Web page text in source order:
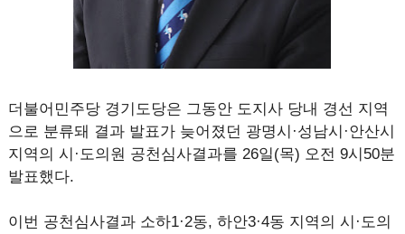
더불어민주당 경기도당은 그동안 도지사 당내 경선 지역
으로 분류돼 결과 발표가 늦어졌던 광명시·성남시·안산시
지역의 시·도의원 공천심사결과를 26일(목) 오전 9시50분
발표했다.
이번 공천심사결과 소하1·2동, 하안3·4동 지역의 시·도의